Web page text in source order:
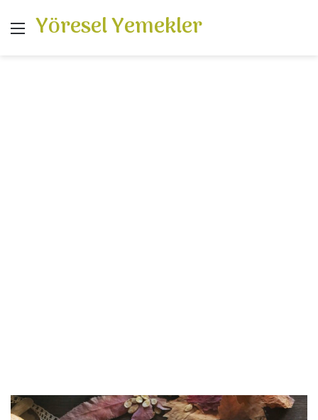
Menü
Yöresel Yemekler